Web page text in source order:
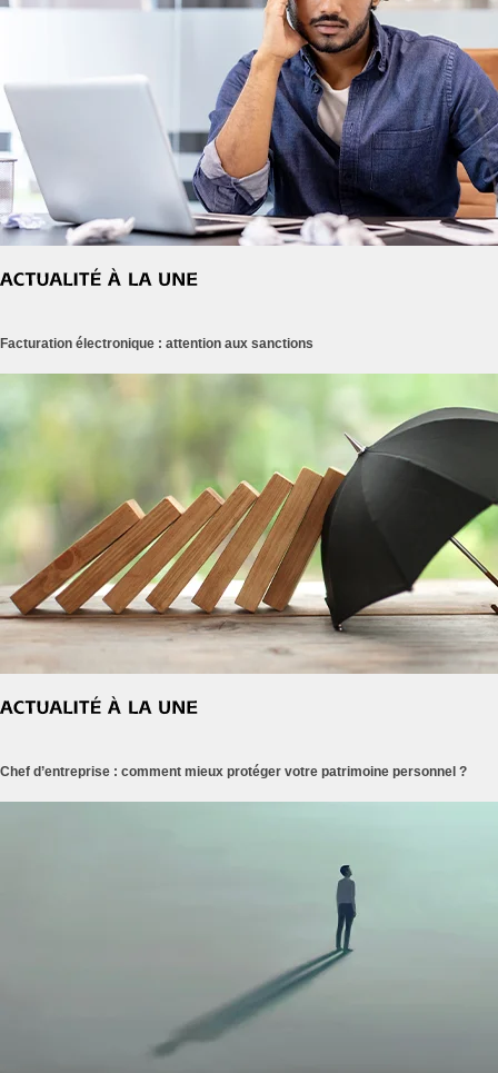
Facturation électronique : attention aux sanctions
Chef d’entreprise : comment mieux protéger votre patrimoine personnel ?